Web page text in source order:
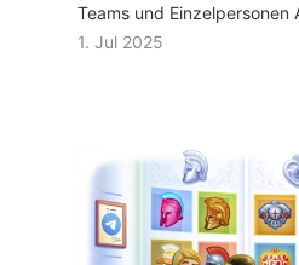
Teams und
1. Jul 2025